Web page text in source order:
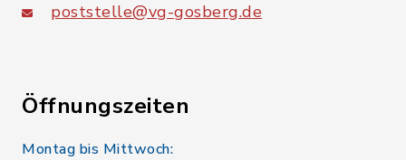
poststelle@vg-gosberg.de
Öffnungszeiten
Montag bis Mittwoch: